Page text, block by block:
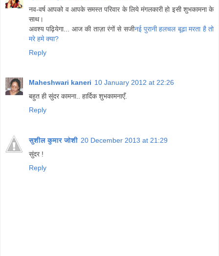
नव-वर्ष आपको व आपके समस्त परिवार के लिये मंगलकारी हो इसी शुभकामना के
साथ।
अवश्य पढ़ियेगा... आज की ताज़ा रंगों से सजीनई पुरानी हलचल बूढा मरता है तो
मरे हमे क्या?
Reply
Maheshwari kaneri 10 January 2012 at 22:26
बहुत ही सुंदर कामना.. हार्दिक शुभकामनाएँ.
Reply
सुशील कुमार जोशी 20 December 2013 at 21:29
सुंदर !
Reply